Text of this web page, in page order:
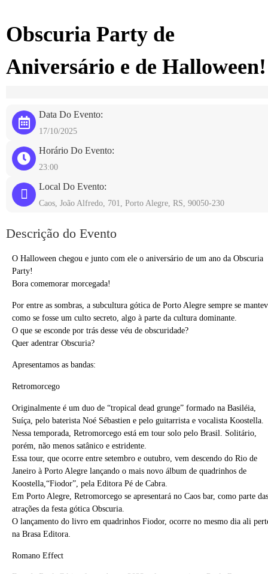
Obscuria Party de
Aniversário e de Halloween!
Data Do Evento:
17/10/2025
Horário Do Evento:
23:00
Local Do Evento:
Caos, João Alfredo, 701, Porto Alegre, RS, 90050-230
Descrição do Evento
O Halloween chegou e junto com ele o aniversário de um ano da Obscuria
Party!
Bora comemorar morcegada!
Por entre as sombras, a subcultura gótica de Porto Alegre sempre se
como se fosse um culto secreto, algo à parte da cultura dominante.
O que se esconde por trás desse véu de obscuridade?
Quer adentrar Obscuria?
Apresentamos as bandas:
Retromorcego
Originalmente é um duo de “tropical dead grunge” formado na Basiléia,
Suíça, pelo baterista Noé Sébastien e pelo guitarrista e vocalista Koostella.
Nessa temporada, Retromorcego está em tour solo pelo Brasil. Solitário,
porém, não menos satânico e estridente.
Essa tour, que ocorre entre setembro e outubro, vem descendo do Rio de
Janeiro à Porto Alegre lançando o mais novo álbum de quadrinhos de
Koostella,“Fiodor”, pela Editora Pé de Cabra.
Em Porto Alegre, Retromorcego se apresentará no Caos bar, como parte das
atrações da festa gótica Obscuria.
O lançamento do livro em quadrinhos Fiodor, ocorre no mesmo dia ali
na Brasa Editora.
Romano Effect